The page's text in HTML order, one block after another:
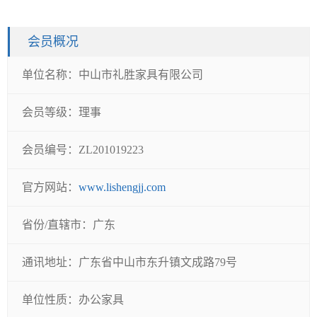
会员概况
单位名称： 中山市礼胜家具有限公司
会员等级： 理事
会员编号： ZL201019223
官方网站： www.lishengjj.com
省份/直辖市： 广东
通讯地址： 广东省中山市东升镇文成路79号
单位性质： 办公家具